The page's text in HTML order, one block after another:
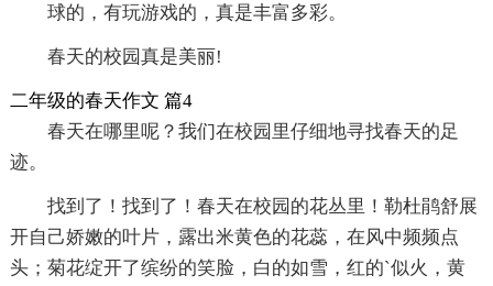
球的，有玩游戏的，真是丰富多彩。
春天的校园真是美丽!
二年级的春天作文 篇4
春天在哪里呢？我们在校园里仔细地寻找春天的足
迹。
找到了！找到了！春天在校园的花丛里！勒杜鹃舒展
开自己娇嫩的叶片，露出米黄色的花蕊，在风中频频点
头；菊花绽开了缤纷的笑脸，白的如雪，红的`似火，黄